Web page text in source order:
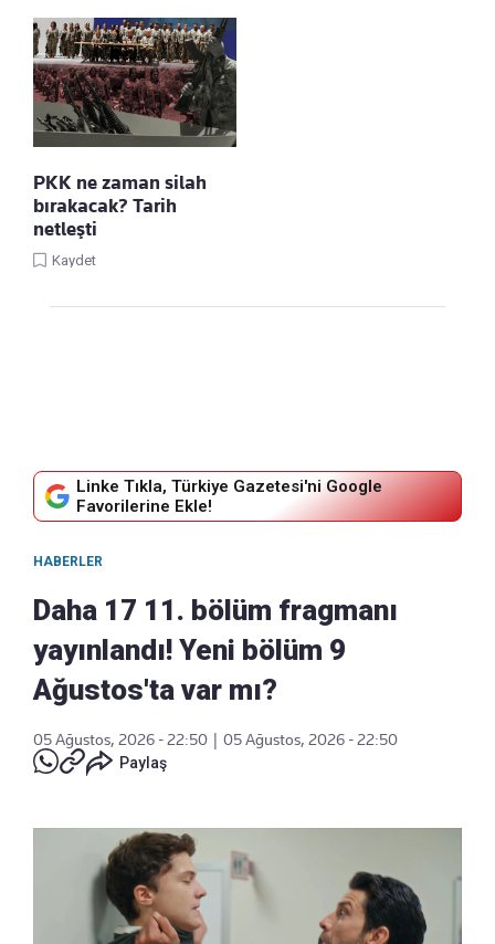
PKK ne zaman silah
bırakacak? Tarih
netleşti
Kaydet
Linke Tıkla, Türkiye Gazetesi'ni Google
Favorilerine Ekle!
HABERLER
Daha 17 11. bölüm fragmanı
yayınlandı! Yeni bölüm 9
Ağustos'ta var mı?
05 Ağustos, 2026 - 22:50
05 Ağustos, 2026 - 22:50
Paylaş